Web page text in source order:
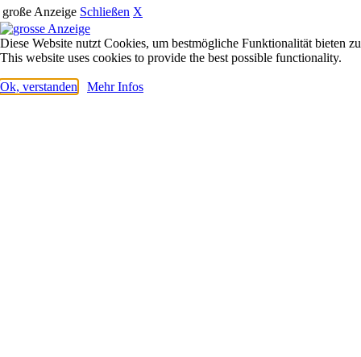
große Anzeige Schließen X
Diese Website nutzt Cookies, um bestmögliche Funktionalität bieten
This website uses cookies to provide the best possible functionality.
Ok, verstanden Mehr Infos